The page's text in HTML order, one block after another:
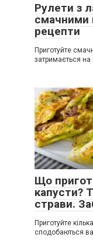
Рулети з
смачними
рецепти
Приготуйте
затримається на
Що
капусти?
страви.
Приготуйте
сподобаються